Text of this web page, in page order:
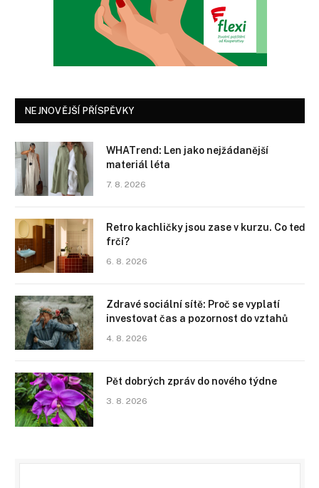
NEJNOVĚJŠÍ PŘÍSPĚVKY
WHATrend: Len jako nejžádanější
materiál léta
7. 8. 2026
Retro kachličky jsou zase v kurzu. Co teď
frčí?
6. 8. 2026
Zdravé sociální sítě: Proč se vyplatí
investovat čas a pozornost do vztahů
4. 8. 2026
Pět dobrých zpráv do nového týdne
3. 8. 2026